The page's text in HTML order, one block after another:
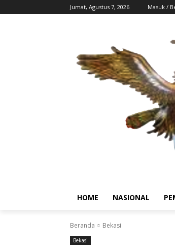
Jumat, Agustus 7, 2026 Masuk /
HOME NASIONAL
Beranda Bekasi
Bekasi